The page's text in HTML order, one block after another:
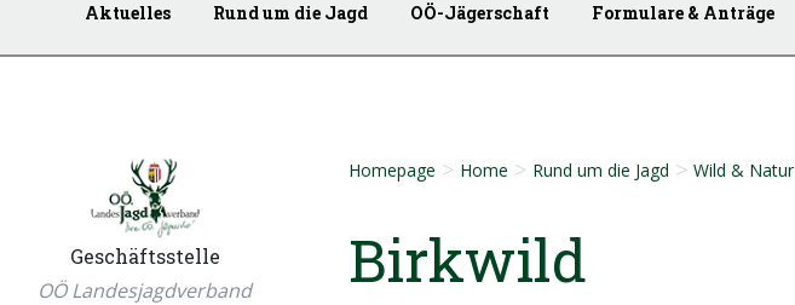
Aktuelles Rund um die Jagd OÖ-Jägerschaft Formulare & Anträge
Geschäftsstelle
OÖ Landesjagdverband
Homepage > Home > Rund um die Jagd > Wild & Natur
Birkwild